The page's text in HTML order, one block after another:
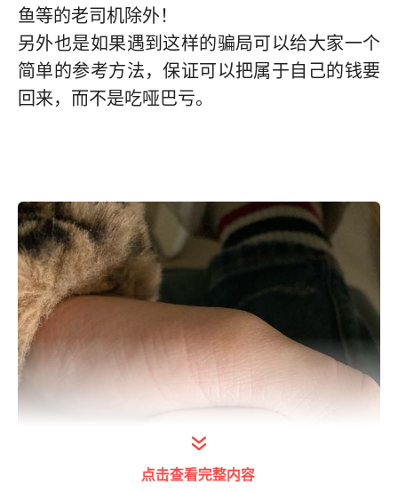
鱼等的老司机除外！
另外也是如果遇到这样的骗局可以给大家一个
简单的参考方法，保证可以把属于自己的钱要
回来，而不是吃哑巴亏。
点击查看完整内容